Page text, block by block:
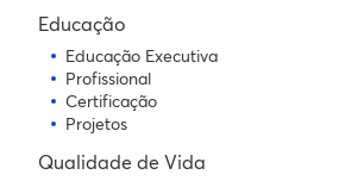
Educação
Educação Executiva
Profissional
Certificação
Projetos
Qualidade de Vida